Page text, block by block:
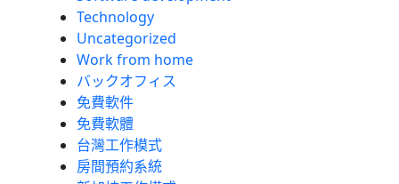
Technology
Uncategorized
Work from home
バックオフィス
免費軟件
免費軟體
台灣工作模式
房間預約系統